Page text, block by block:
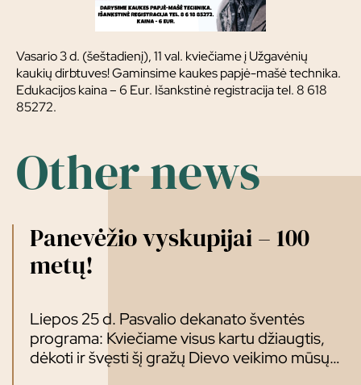
Vasario 3 d. (šeštadienį), 11 val. kviečiame į Užgavėnių
kaukių dirbtuves! Gaminsime kaukes papjė-mašė technika.
Edukacijos kaina – 6 Eur. Išankstinė registracija tel. 8 618
85272.
Other news
Panevėžio vyskupijai – 100
metų!
Liepos 25 d. Pasvalio dekanato šventės
programa: Kviečiame visus kartu džiaugtis,
dėkoti ir švęsti šį gražų Dievo veikimo mūsų